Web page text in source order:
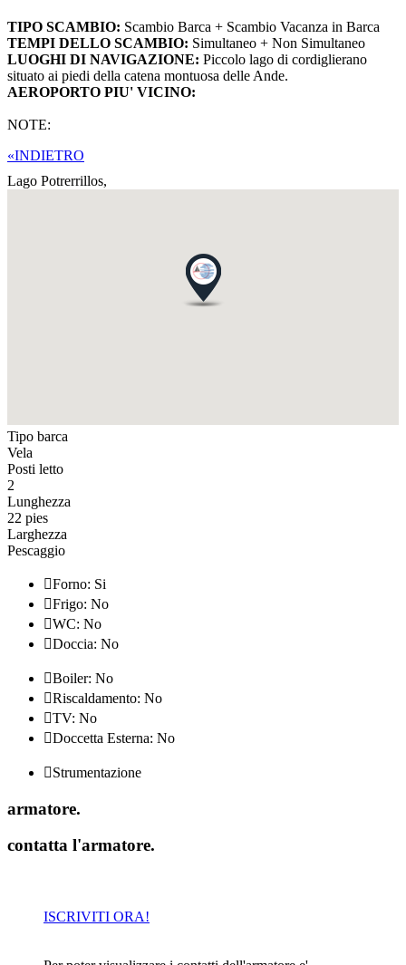
TIPO SCAMBIO: Scambio Barca + Scambio Vacanza in Barca
TEMPI DELLO SCAMBIO: Simultaneo + Non Simultaneo
LUOGHI DI NAVIGAZIONE: Piccolo lago di cordiglierano
situato ai piedi della catena montuosa delle Ande.
AEROPORTO PIU' VICINO:
NOTE:
«INDIETRO
Lago Potrerrillos,
Tipo barca
Vela
Posti letto
2
Lunghezza
22 pies
Larghezza
Pescaggio
Forno: Si
Frigo: No
WC: No
Doccia: No
Boiler: No
Riscaldamento: No
TV: No
Doccetta Esterna: No
Strumentazione
armatore.
contatta l'armatore.
ISCRIVITI ORA!